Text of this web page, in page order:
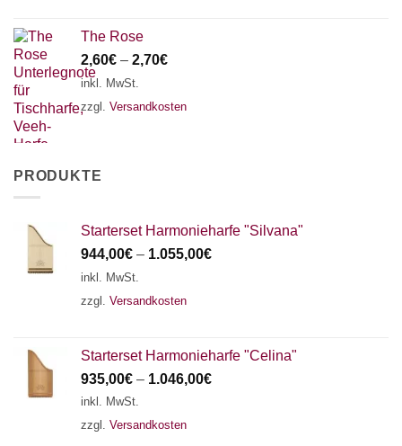
The Rose
2,60€ – 2,70€
inkl. MwSt.
zzgl. Versandkosten
PRODUKTE
Starterset Harmonieharfe "Silvana"
944,00€ – 1.055,00€
inkl. MwSt.
zzgl. Versandkosten
Starterset Harmonieharfe "Celina"
935,00€ – 1.046,00€
inkl. MwSt.
zzgl. Versandkosten